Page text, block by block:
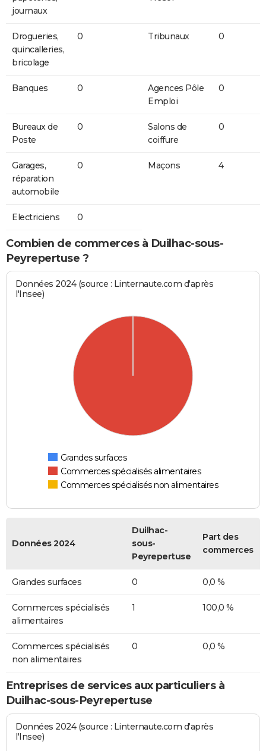
journaux
Drogueries,
quincalleries,
bricolage
0 Tribunaux 0
Banques 0
Agences Pôle
Emploi
0
Bureaux de
Poste
0
Salons de
coiffure
0
Garages,
réparation
automobile
0 Maçons 4
Electriciens 0
Combien de commerces à Duilhac-sous-
Peyrepertuse ?
Données 2024 (source : Linternaute.com d'après
l'Insee)
Grandes surfaces
Commerces spécialisés alimentaires
Commerces spécialisés non alimentaires
Données 2024
Duilhac-
sous-
Peyrepertuse
Part des
commerces
Grandes surfaces 0 0,0 %
Commerces spécialisés
alimentaires
1 100,0 %
Commerces spécialisés
non alimentaires
0 0,0 %
Entreprises de services aux particuliers à
Duilhac-sous-Peyrepertuse
Données 2024 (source : Linternaute.com d'après
l'Insee)